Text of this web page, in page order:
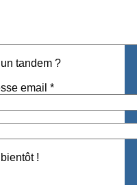
tandem ?
email *
!